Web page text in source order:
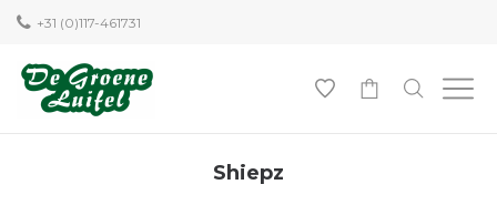
+31 (0)117-461731
Shiepz